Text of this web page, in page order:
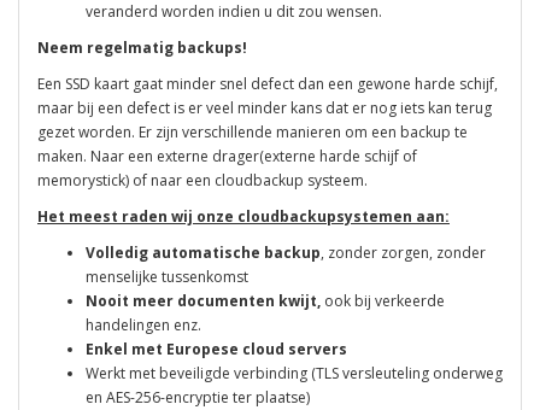
veranderd worden indien u dit zou wensen.
Neem regelmatig backups!
Een SSD kaart gaat minder snel defect dan een gewone harde schijf,
maar bij een defect is er veel minder kans dat er nog iets kan terug
gezet worden. Er zijn verschillende manieren om een backup te
maken. Naar een externe drager(externe harde schijf of
memorystick) of naar een cloudbackup systeem.
Het meest raden wij onze cloudbackupsystemen aan:
Volledig automatische backup, zonder zorgen, zonder
menselijke tussenkomst
Nooit meer documenten kwijt, ook bij verkeerde
handelingen enz.
Enkel met Europese cloud servers
Werkt met beveiligde verbinding (TLS versleuteling onderweg
en AES-256-encryptie ter plaatse)